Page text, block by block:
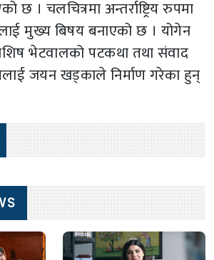
छ । चलचित्रमा अन्तर्राष्ट्रिय रुपमा
मुख्य बिषय बनाएको छ । योगेन
भेटवालको पटकथा तथा संवाद
जयन खड्काले निर्माण गरेका हुन्